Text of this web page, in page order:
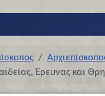
Έρευνας και